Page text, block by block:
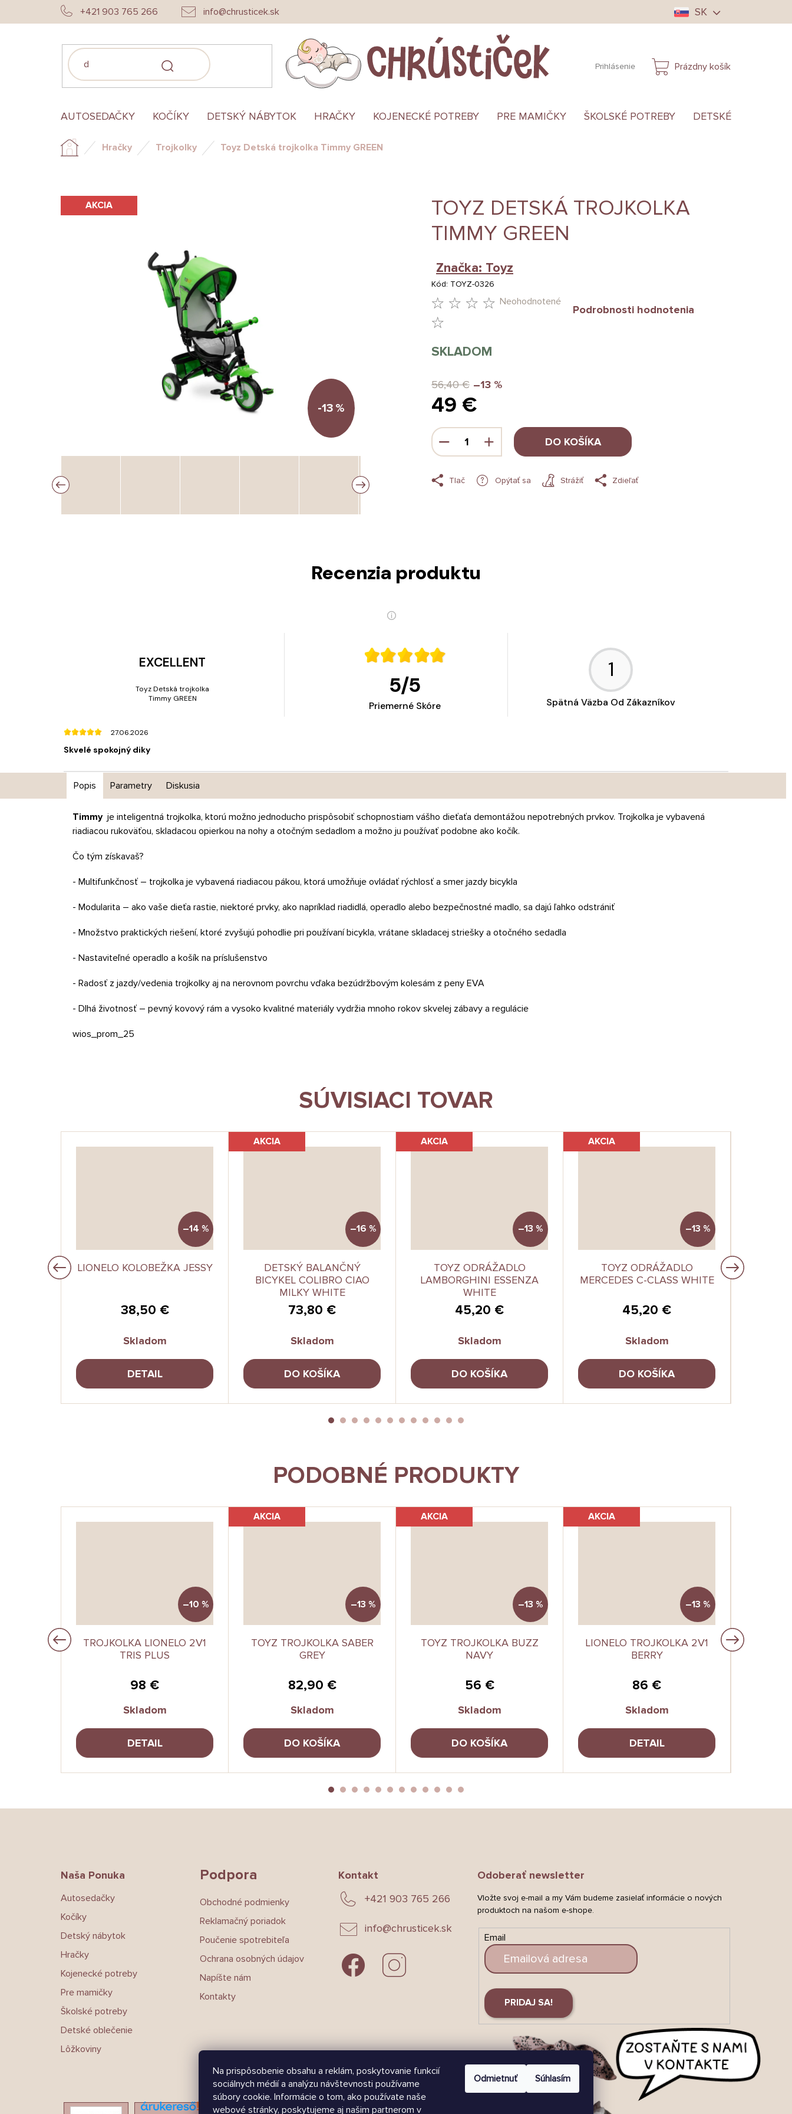
Na prispôsobenie obsahu a reklám, poskytovanie funkcií
sociálnych médií a analýzu návštevnosti používame
súbory cookie. Informácie o tom, ako používate naše
webové stránky, poskytujeme aj našim partnerom v
Odmietnuť Súhlasím
+421 903 765 266 info@chrusticek.sk SK
HĽADAŤ Prihlásenie
NÁKUPNÝ
Prázdny košík
AUTOSEDAČKY KOČÍKY DETSKÝ NÁBYTOK HRAČKY KOJENECKÉ POTREBY PRE MAMIČKY ŠKOLSKÉ POTREBY DETSKÉ OBLEČENIE
DomovHračky Trojkolky Toyz Detská trojkolka Timmy GREEN
AKCIA
-13 %
TOYZ DETSKÁ TROJKOLKA
TIMMY GREEN
HODNOTENIE
JE
0,0
5
HVIEZDIČIEK.
Neohodnotené
Podrobnosti hodnotenia
Kód: TOYZ-0326
Značka: Toyz
SKLADOM
56,40 € –13 %
49 €
Jednotková
cena:
DO KOŠÍKA
Tlač Opýtať sa Strážiť Zdieľať
Recenzia produktu
EXCELLENT
Toyz Detská trojkolka
Timmy GREEN
5/5
Priemerné Skóre
1
Spätná Väzba Od Zákazníkov
27.06.2026
Skvelé spokojný diky
Popis Parametry Diskusia
Timmyje inteligentná trojkolka, ktorú možno jednoducho prispôsobiť schopnostiam vášho dieťaťa demontážou nepotrebných prvkov. Trojkolka je vybavená
riadiacou rukoväťou, skladacou opierkou na nohy a otočným sedadlom a možno ju používať podobne ako kočík.
Čo tým získavaš?
- Multifunkčnosť – trojkolka je vybavená riadiacou pákou, ktorá umožňuje ovládať rýchlosť a smer jazdy bicykla
- Modularita – ako vaše dieťa rastie, niektoré prvky, ako napríklad riadidlá, operadlo alebo bezpečnostné madlo, sa dajú ľahko odstrániť
- Množstvo praktických riešení, ktoré zvyšujú pohodlie pri používaní bicykla, vrátane skladacej striešky a otočného sedadla
- Nastaviteľné operadlo a košík na príslušenstvo
- Radosť z jazdy/vedenia trojkolky aj na nerovnom povrchu vďaka bezúdržbovým kolesám z peny EVA
- Dlhá životnosť – pevný kovový rám a vysoko kvalitné materiály vydržia mnoho rokov skvelej zábavy a regulácie
wios_prom_25
SÚVISIACI TOVAR
–14 %
LIONELO KOLOBEŽKA JESSY
38,50 €
Skladom
DETAIL
AKCIA
–16 %
DETSKÝ BALANČNÝ
BICYKEL COLIBRO CIAO
MILKY WHITE
73,80 €
Skladom
DO KOŠÍKA
AKCIA
–13 %
TOYZ ODRÁŽADLO
LAMBORGHINI ESSENZA
WHITE
45,20 €
Skladom
DO KOŠÍKA
AKCIA
–13 %
TOYZ ODRÁŽADLO
MERCEDES C-CLASS WHITE
45,20 €
Skladom
DO KOŠÍKA
PODOBNÉ PRODUKTY
–10 %
TROJKOLKA LIONELO 2V1
TRIS PLUS
98 €
Skladom
DETAIL
AKCIA
–13 %
TOYZ TROJKOLKA SABER
GREY
82,90 €
Skladom
DO KOŠÍKA
AKCIA
–13 %
TOYZ TROJKOLKA BUZZ
NAVY
56 €
Skladom
DO KOŠÍKA
AKCIA
–13 %
LIONELO TROJKOLKA 2V1
BERRY
86 €
Skladom
DETAIL
Naša Ponuka
Autosedačky
Kočíky
Detský nábytok
Hračky
Kojenecké potreby
Pre mamičky
Školské potreby
Detské oblečenie
Lôžkoviny
Podpora
Obchodné podmienky
Reklamačný poriadok
Poučenie spotrebiteľa
Ochrana osobných údajov
Napíšte nám
Kontakty
Kontakt
info@chrusticek.sk
+421 903 765 266
Odoberať newsletter
Vložte svoj e-mail a my Vám budeme zasielať informácie o nových
produktoch na našom e-shope.
Email
PRIDAJ SA!